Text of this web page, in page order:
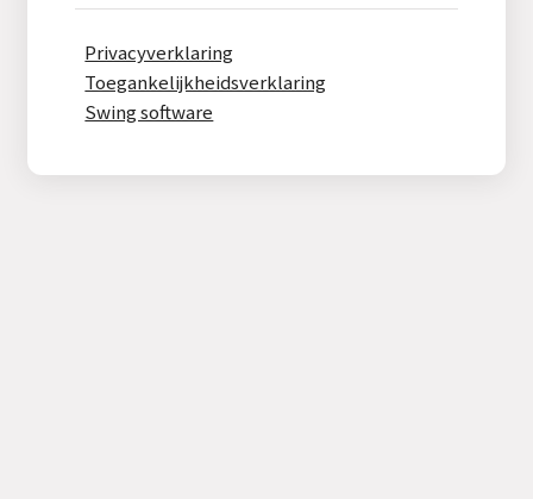
Privacyverklaring
Toegankelijkheidsverklaring
Swing software